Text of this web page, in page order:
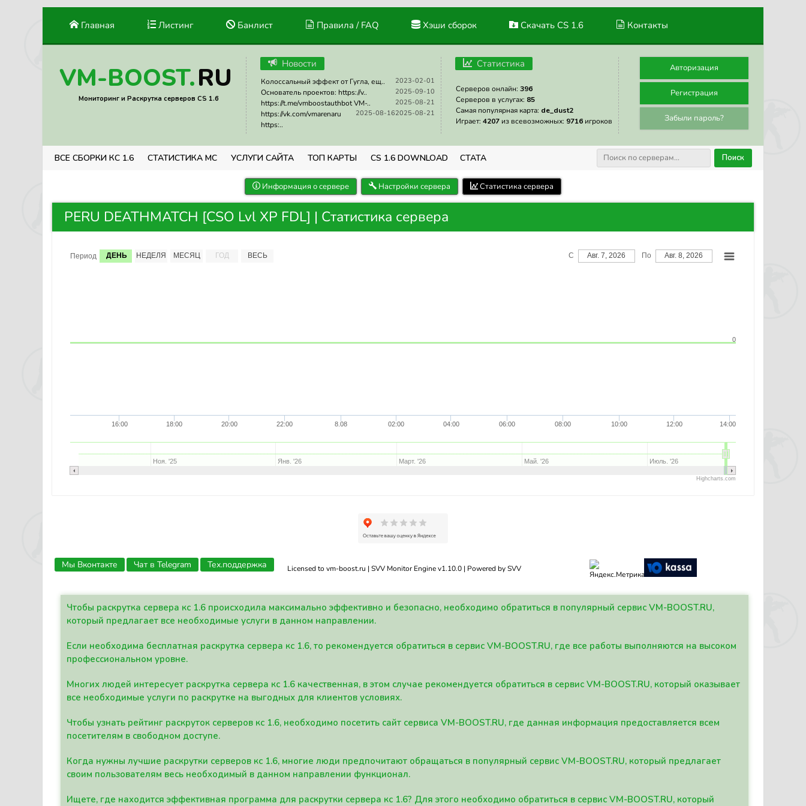
Главная Листинг Банлист Правила / FAQ Хэши сборок Скачать CS 1.6 Контакты
VM-BOOST.RU
Мониторинг и Раскрутка серверов CS 1.6
Новости
2023-02-01
Колоссальный эффект от Гугла, ещ..
2025-09-10
Основатель проектов: https://v..
2025-08-21
https://t.me/vmboostauthbot VM-..
2025-08-21
2025-08-16
https://vk.com/vmarenaru
https:..
Статистика
Серверов онлайн: 396
Серверов в услугах: 85
Самая популярная карта: de_dust2
Играет: 4207 из всевозможных: 9716 игроков
Авторизация
Регистрация
Забыли пароль?
ВСЕ СБОРКИ КС 1.6 СТАТИСТИКА МС УСЛУГИ САЙТА ТОП КАРТЫ CS 1.6 DOWNLOAD СТАТА Поиск
Информация о сервере Настройки сервера Статистика сервера
PERU DEATHMATCH [CSO Lvl XP FDL] | Статистика сервера
Период ДЕНЬ НЕДЕЛЯ МЕСЯЦ ГОД ВЕСЬ С Авг. 7, 2026 По Авг. 8, 2026
16:00 18:00 20:00 22:00 8.08 02:00 04:00 06:00 08:00 10:00 12:00 14:00
Ноя. '25 Янв. '26 Март. '26 Май. '26 Июль. '26
0
Highcharts.com
Licensed to vm-boost.ru | SVV Monitor Engine v1.10.0 | Powered by SVV
Мы Вконтакте Чат в Telegram Тех.поддержка
Чтобы раскрутка сервера кс 1.6 происходила максимально эффективно и безопасно, необходимо обратиться в популярный сервис VM-BOOST.RU,
который предлагает все необходимые услуги в данном направлении.
Если необходима бесплатная раскрутка сервера кс 1.6, то рекомендуется обратиться в сервис VM-BOOST.RU, где все работы выполняются на высоком
профессиональном уровне.
Многих людей интересует раскрутка сервера кс 1.6 качественная, в этом случае рекомендуется обратиться в сервис VM-BOOST.RU, который оказывает
все необходимые услуги по раскрутке на выгодных для клиентов условиях.
Чтобы узнать рейтинг раскруток серверов кс 1.6, необходимо посетить сайт сервиса VM-BOOST.RU, где данная информация предоставляется всем
посетителям в свободном доступе.
Когда нужны лучшие раскрутки серверов кс 1.6, многие люди предпочитают обращаться в популярный сервис VM-BOOST.RU, который предлагает
своим пользователям весь необходимый в данном направлении функционал.
Ищете, где находится эффективная программа для раскрутки сервера кс 1.6? Для этого необходимо обратиться в сервис VM-BOOST.RU, который